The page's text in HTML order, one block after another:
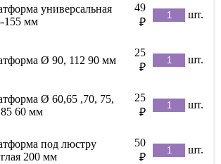
универсальная
155 мм
49
₽
шт.
Ø 90, 112 90 мм
25
₽
шт.
Ø 60,65 ,70, 75,
60 мм
25
₽
шт.
под люстру
200 мм
50
₽
шт.